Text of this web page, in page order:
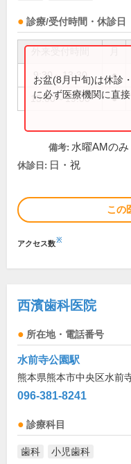
診療/受付時間・休診日
9:30～13:30 ●
15:00～19:00 ●
お盆(8月中旬)は休診
に必ず医療機関に直接
備考: 水曜AMの
休診日: 日・祝
この
アクセス数※
西濱歯科医院
所在地・電話番号
水前寺公園駅
熊本県熊本市中央区水前
096-381-8241
診療科目
歯科 小児歯科